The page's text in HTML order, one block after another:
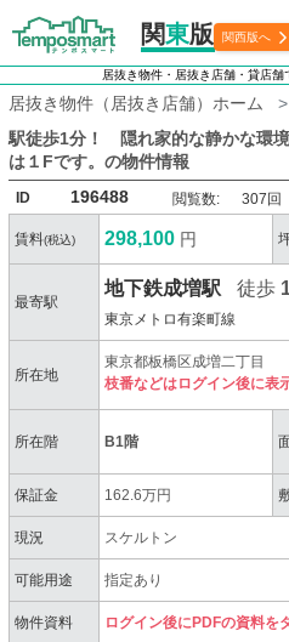
関東版 関西版へ
居抜き物件・居抜き店舗・貸店舗
居抜き物件（居抜き店舗）ホーム
駅徒歩1分！ 隠れ家的な静かな環
は１Fです。 の物件情報
ID 196488 閲覧数: 307回
賃料(税込) 298,100 円
最寄駅
地下鉄成増駅 徒歩
東京メトロ有楽町線
所在地
東京都板橋区成増二丁目
枝番などはログイン後に表
所在階 B1階
保証金 162.6万円
現況 スケルトン
可能用途 指定あり
物件資料 ログイン後にPDFの資料を